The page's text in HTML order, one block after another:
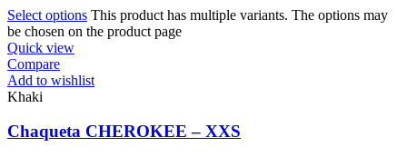
Select options This product has multiple variants. The options may
be chosen on the product page
Quick view
Compare
Add to wishlist
Khaki
Chaqueta CHEROKEE – XXS